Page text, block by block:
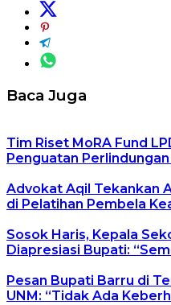
Baca Juga
Tim Riset MoRA Fund
Penguatan
Advokat Aqil Tekankan
di Pelatihan Pembela
Sosok Haris, Kepala
Diapresiasi Bupati:
Pesan Bupati Barru di
UNM: “Tidak Ada